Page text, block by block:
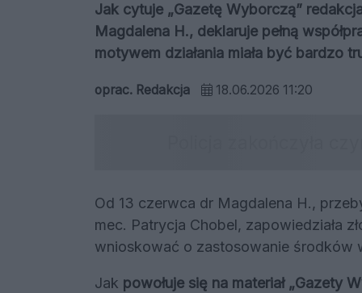
Jak cytuje „Gazetę Wyborczą”
Magdalena H., deklaruje pełną
motywem działania miała być bardzo
oprac. Redakcja 18.06.2026 11:20
Od 13 czerwca dr Magdalena H.,
mec. Patrycja Chobel, zapowiedziała
wnioskować o zastosowanie środków
Jak powołuje się na materiał „Gazety